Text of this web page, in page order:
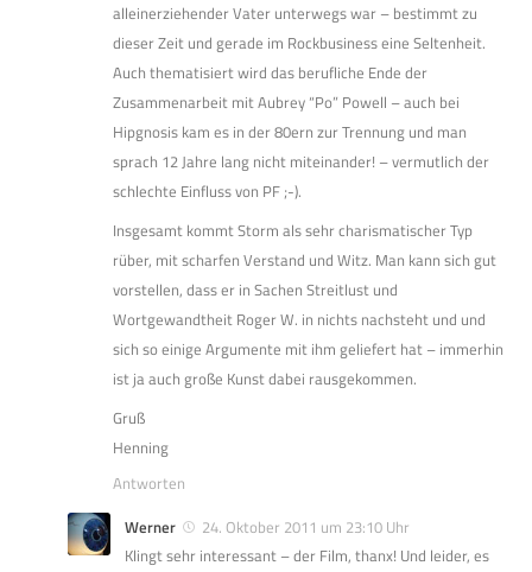
alleinerziehender Vater unterwegs war – bestimmt zu
dieser Zeit und gerade im Rockbusiness eine Seltenheit.
Auch thematisiert wird das berufliche Ende der
Zusammenarbeit mit Aubrey “Po” Powell – auch bei
Hipgnosis kam es in der 80ern zur Trennung und man
sprach 12 Jahre lang nicht miteinander! – vermutlich der
schlechte Einfluss von PF ;-).
Insgesamt kommt Storm als sehr charismatischer Typ
rüber, mit scharfen Verstand und Witz. Man kann sich gut
vorstellen, dass er in Sachen Streitlust und
Wortgewandtheit Roger W. in nichts nachsteht und und
sich so einige Argumente mit ihm geliefert hat – immerhin
ist ja auch große Kunst dabei rausgekommen.
Gruß
Henning
Antworten
Werner
24. Oktober 2011 um 23:10 Uhr
Klingt sehr interessant – der Film, thanx! Und leider, es